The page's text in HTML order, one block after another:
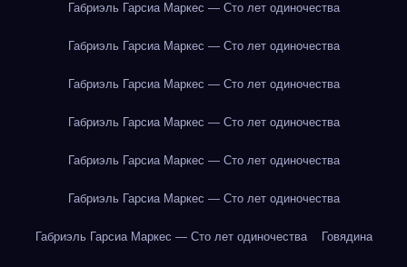
Габриэль Гарсиа Маркес — Сто лет одиночества
Габриэль Гарсиа Маркес — Сто лет одиночества
Габриэль Гарсиа Маркес — Сто лет одиночества
Габриэль Гарсиа Маркес — Сто лет одиночества
Габриэль Гарсиа Маркес — Сто лет одиночества
Габриэль Гарсиа Маркес — Сто лет одиночества
Габриэль Гарсиа Маркес — Сто лет одиночества Говядина